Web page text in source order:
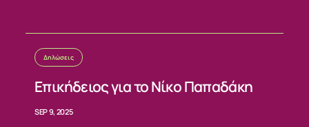
Δηλώσεις
Επικήδειος για το Νίκο Παπαδάκη
SEP 9, 2025